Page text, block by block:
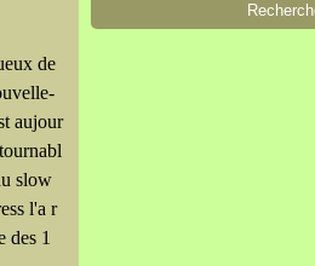
de
aujour
slow
l'a r
des 1